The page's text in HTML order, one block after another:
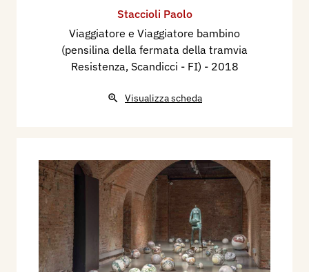
Staccioli Paolo
Viaggiatore e Viaggiatore bambino
(pensilina della fermata della tramvia
Resistenza, Scandicci - FI) - 2018
Visualizza scheda